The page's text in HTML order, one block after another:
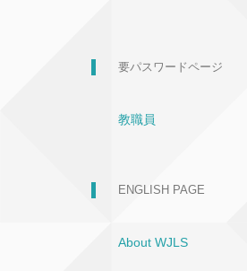
要パスワードページ
教職員
ENGLISH PAGE
About WJLS